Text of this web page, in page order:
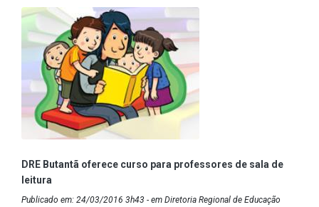
DRE Butantã oferece curso para professores de sala de
leitura
Publicado em: 24/03/2016 3h43 - em Diretoria Regional de Educação